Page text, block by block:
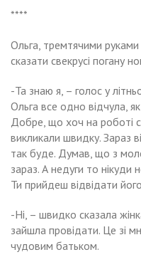
****
Ольга, тремтячими
сказати свекрусі погану
-Та знаю я, – голос у
Ольга все одно відчула,
Добре, що хоч на роботі
викликали швидку. Зараз
так буде. Думав, що з
зараз. А недуги то нікуди
Ти прийдеш відвідати
-Ні, – швидко сказала
зайшла провідати. Це зі
чудовим батьком.